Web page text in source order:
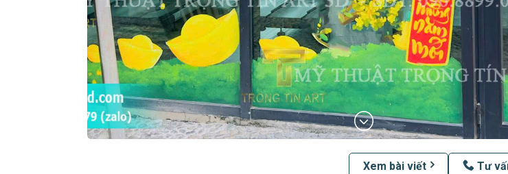
Xem bài viết Tư